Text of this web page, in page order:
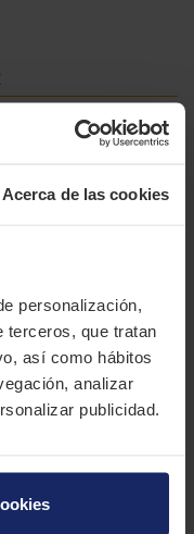
Acerca de las cookies
personalización,
terceros, que tratan
así como hábitos
analizar
publicidad.
para SUV y 4x4
LX2